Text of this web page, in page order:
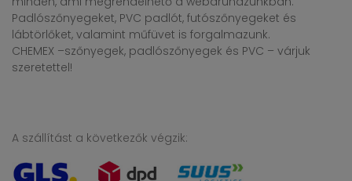
Padlószőnyegeket, PVC padlót, futószőnyegeket és
lábtörlőket, valamint műfüvet is forgalmazunk.
CHEMEX –szőnyegek, padlószőnyegek és PVC – várjuk
szeretettel!
A szállítást a következők végzik: